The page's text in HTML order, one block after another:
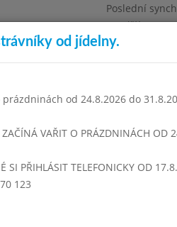
Poslední
Pondělí
Omezení
1468
Srpen 2020 Září 2020
od jídelny.
prázdninách od 24.8.2026 do
VAŘIT O PRÁZDNINÁCH
SI PŘIHLÁSIT TELEFONICKY OD
123